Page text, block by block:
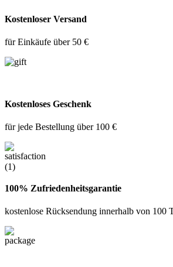
Kostenloser Versand
für Einkäufe über 50 €
Kostenloses Geschenk
für jede Bestellung über 100 €
100% Zufriedenheitsgarantie
kostenlose Rücksendung innerhalb von 100